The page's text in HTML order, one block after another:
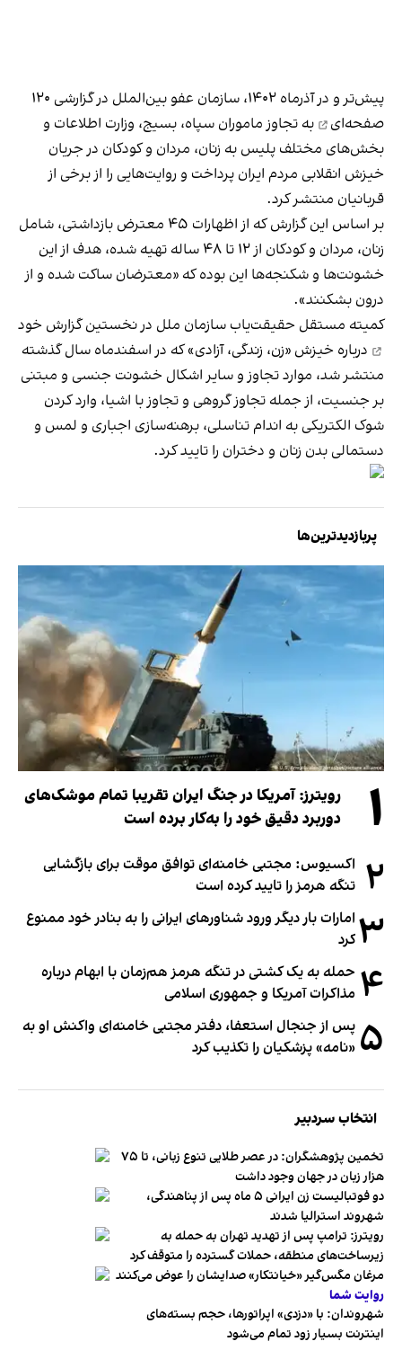
پیش‌تر و در آذرماه ۱۴۰۲، سازمان عفو بین‌الملل در
گزارشی ۱۲۰
صفحه‌ای
به تجاوز ماموران سپاه، بسیج، وزارت اطلاعات و
بخش‌های مختلف پلیس به زنان، مردان و کودکان در جریان
خیزش انقلابی مردم ایران پرداخت و روایت‌هایی را از برخی از
قربانیان منتشر کرد.
بر اساس این گزارش که از اظهارات ۴۵ معترض بازداشتی، شامل
زنان، مردان و کودکان از ۱۲ تا ۴۸ ساله تهیه شده، هدف از این
خشونت‌ها و شکنجه‌ها این بوده که «معترضان ساکت شده و از
درون بشکنند».
کمیته مستقل حقیقت‌یاب سازمان ملل در نخستین گزارش خود
درباره خیزش «زن، زندگی، آزادی» که در اسفندماه سال گذشته
منتشر شد، موارد تجاوز و سایر اشکال خشونت جنسی و مبتنی
بر جنسیت، از جمله تجاوز گروهی و تجاوز با اشیا، وارد کردن
شوک‌ الکتریکی به اندام تناسلی، برهنه‌سازی اجباری و لمس و
دستمالی بدن زنان و دختران را تایید کرد.
پربازدیدترین‌ها
۱
رویترز: آمریکا در جنگ ایران تقریبا تمام موشک‌های
دوربرد دقیق خود را به‌کار برده است
۲ اکسیوس: مجتبی خامنه‌ای توافق موقت برای بازگشایی
تنگه هرمز را تایید کرده است
۳ امارات بار دیگر ورود شناورهای ایرانی را به بنادر خود ممنوع
کرد
۴ حمله به یک کشتی در تنگه هرمز هم‌زمان با ابهام درباره
مذاکرات آمریکا و جمهوری اسلامی
۵ پس از جنجال استعفا، دفتر مجتبی خامنه‌ای واکنش او به
«نامه» پزشکیان را تکذیب کرد
انتخاب سردبیر
تخمین پژوهشگران: در عصر طلایی تنوع زبانی، تا ۷۵
هزار زبان در جهان وجود داشت
دو فوتبالیست زن ایرانی ۵ ماه پس از پناهندگی،
شهروند استرالیا شدند
رویترز: ترامپ پس از تهدید تهران به حمله به
زیرساخت‌های منطقه، حملات گسترده را متوقف کرد
مرغان مگس‌گیر «خیانتکار» صدایشان را عوض می‌کنند
روایت شما
شهروندان:‌ با «دزدی» اپراتورها، حجم بسته‌های
اینترنت بسیار زود تمام می‌شود